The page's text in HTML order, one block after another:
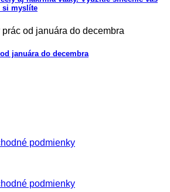
si myslíte
januára do decembra
podmienky
podmienky